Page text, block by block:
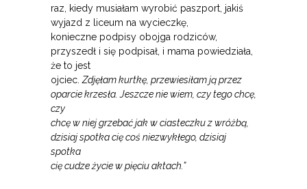
raz, kiedy musiałam wyrobić paszport, jakiś
wyjazd z liceum na wycieczkę,
konieczne podpisy obojga rodziców,
przyszedł i się podpisał, i mama powiedziała,
że to jest
ojciec. Zdjęłam kurtkę, przewiesiłam ją przez
oparcie krzesła. Jeszcze nie wiem, czy tego chcę,
czy
chcę w niej grzebać jak w ciasteczku z wróżbą,
dzisiaj spotka cię coś niezwykłego, dzisiaj
spotka
cię cudze życie w pięciu aktach.”